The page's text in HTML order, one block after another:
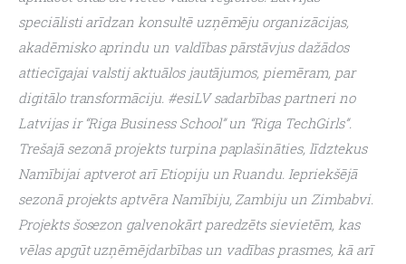
speciālisti arīdzan konsultē uzņēmēju organizācijas,
akadēmisko aprindu un valdības pārstāvjus dažādos
attiecīgajai valstij aktuālos jautājumos, piemēram, par
digitālo transformāciju. #esiLV sadarbības partneri no
Latvijas ir “Riga Business School” un “Riga TechGirls”.
Trešajā sezonā projekts turpina paplašināties, līdztekus
Namībijai aptverot arī Etiopiju un Ruandu. Iepriekšējā
sezonā projekts aptvēra Namībiju, Zambiju un Zimbabvi.
Projekts šosezon galvenokārt paredzēts sievietēm, kas
vēlas apgūt uzņēmējdarbības un vadības prasmes, kā arī